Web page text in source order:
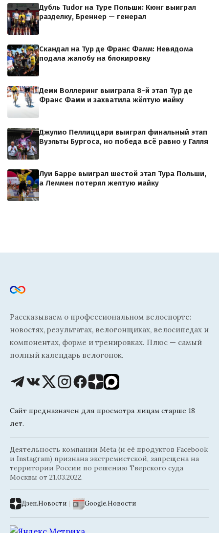
Дубль Tudor на Туре Польши: Кюнг выиграл
разделку, Бреннер — генерал
Скандал на Тур де Франс Фамм: Невядома
подала жалобу на блокировку
Деми Воллеринг выиграла 8-й этап Тур де
Франс Фамм и захватила жёлтую майку
Джулио Пеллиццари выиграл финальный этап
Вуэльты Бургоса, но победа всё равно у Галля
Луи Барре выиграл шестой этап Тура Польши,
а Леммен потерял желтую майку
Рассказываем о профессиональном велоспорте:
новостях, результатах, велогонщиках, велосипедах и
компонентах, форме и тренировках. Плюс — самый
полный календарь велогонок.
Сайт предназначен для просмотра лицам старше 18
лет.
Деятельность компании Meta (и её продуктов Facebook
и Instagram) признана экстремистской, запрещена на
территории России по решению Тверского суда
Москвы от 21.03.2022.
Дзен.Новости | Google.Новости